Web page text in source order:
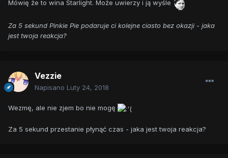
Mówię że to wina Starlight. Może uwierzy i ją wyśle
Za 5 sekund Pinkie Pie podaruje ci kolejne ciasto bez okazji - jaka
jest twoja reakcja?
Vezzie
Napisano Luty 24, 2018
Wezmę, ale nie zjem bo nie mogę
Za 5 sekund przestanie płynąć czas - jaka jest twoja reakcja?